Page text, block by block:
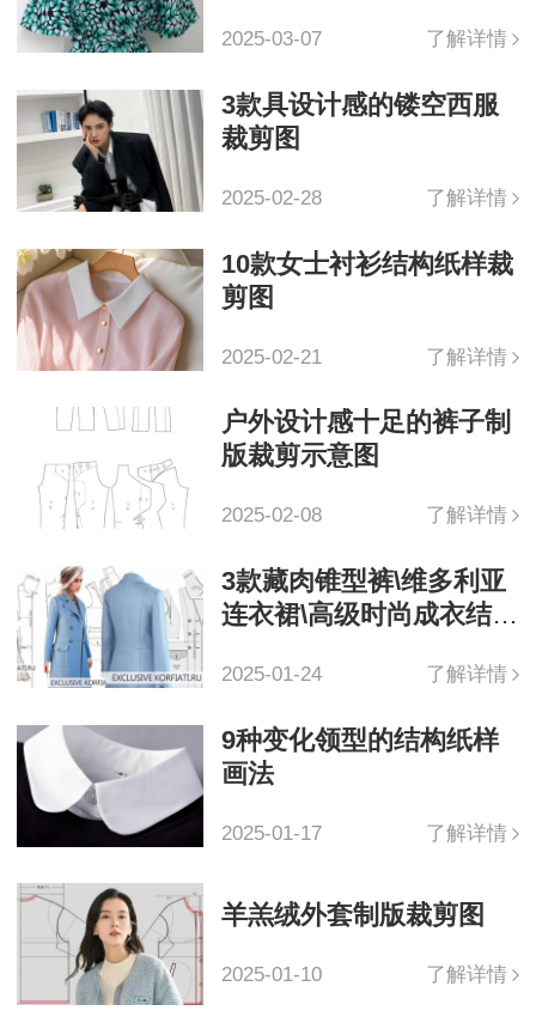
2025-03-07 了解详情
3款具设计感的镂空西服
裁剪图
2025-02-28 了解详情
10款女士衬衫结构纸样裁
剪图
2025-02-21 了解详情
户外设计感十足的裤子制
版裁剪示意图
2025-02-08 了解详情
3款藏肉锥型裤\维多利亚
连衣裙\高级时尚成衣结构
2025-01-24 了解详情
9种变化领型的结构纸样
画法
2025-01-17 了解详情
羊羔绒外套制版裁剪图
2025-01-10 了解详情